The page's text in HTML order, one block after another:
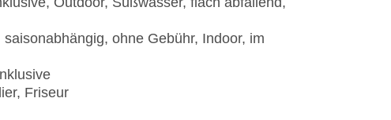
ohne Gebühr, Indoor, im
Friseur